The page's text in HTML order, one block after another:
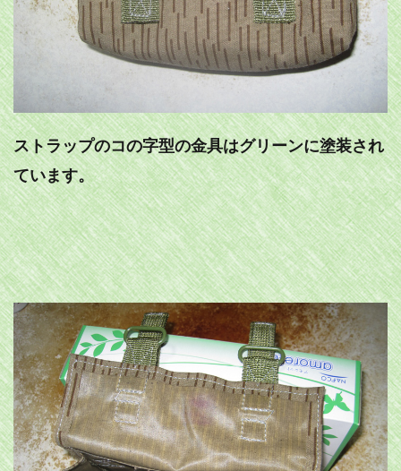
ストラップのコの字型の金具はグリーンに塗装され
ています。